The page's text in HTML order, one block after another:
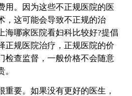
用。因为这些不正规医院的医
，这可能会导致不正规的治
海哪家医院看妇科比较好?提倡
正规医院治疗，正规医院的价
检查监督，一般价格不会随意
要。如果没有更好的医生，